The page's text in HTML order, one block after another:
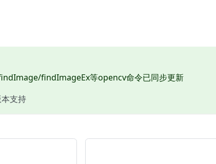
findImageEx等opencv命令已同步更新
支持